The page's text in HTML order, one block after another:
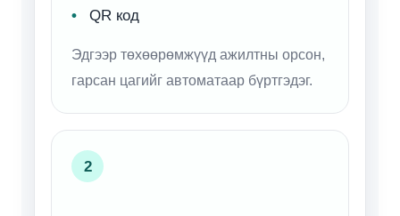
QR код
Эдгээр төхөөрөмжүүд ажилтны орсон,
гарсан цагийг автоматаар бүртгэдэг.
2